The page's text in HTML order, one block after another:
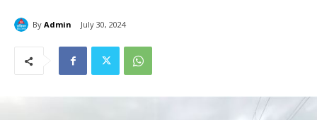
By Admin July 30, 2024